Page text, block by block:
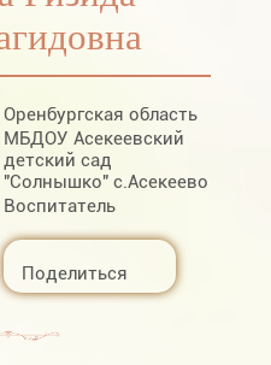
Оренбургская область
МБДОУ Асекеевский
детский сад
"Солнышко" с.Асекеево
Воспитатель
Поделиться